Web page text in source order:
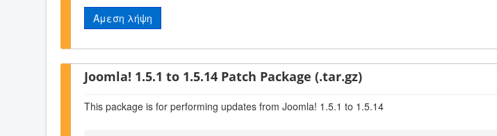
Άμεση λήψη
Joomla! 1.5.1 to 1.5.14 Patch Package (.tar.gz)
This package is for performing updates from Joomla! 1.5.1 to 1.5.14